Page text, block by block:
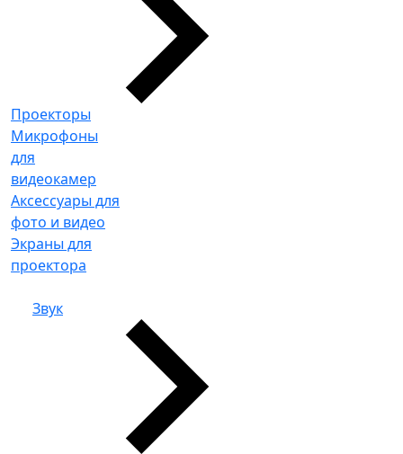
Проекторы
Микрофоны
для
видеокамер
Аксессуары для
фото и видео
Экраны для
проектора
Звук